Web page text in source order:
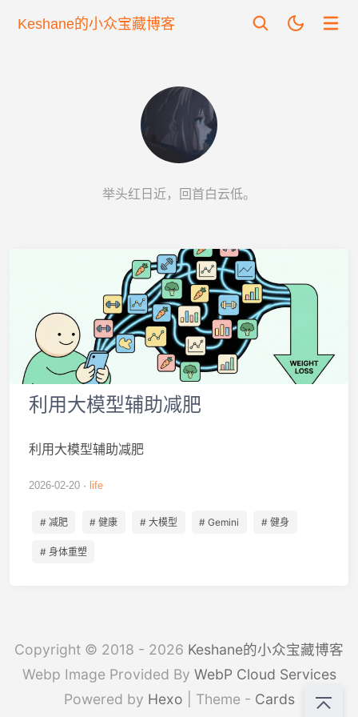
Keshane的小众宝藏博客
举头红日近，回首白云低。
利用大模型辅助减肥
利用大模型辅助减肥
2026-02-20 life
# 减肥 # 健康 # 大模型 # Gemini # 健身
# 身体重塑
Copyright © 2018 - 2026 Keshane的小众宝藏博客
Webp Image Provided By WebP Cloud Services
Powered by Hexo | Theme - Cards